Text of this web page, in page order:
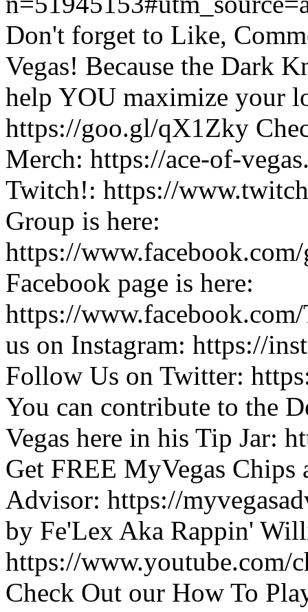
Don't forget to Like,
Vegas! Because the Dark
help YOU maximize your
https://goo.gl/qX1Zky
Merch: https://ace-of-
Twitch!: https://
Group is here:
https://
Facebook page is here:
https://
us on Instagram: https://
Follow Us on Twitter:
You can contribute to the
Vegas here in his Tip Jar:
Get FREE MyVegas Chips
Advisor: https://
by Fe'Lex Aka Rappin'
https://
Check Out our How To